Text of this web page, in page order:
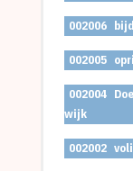
002006
002005
002004
wijk
002002